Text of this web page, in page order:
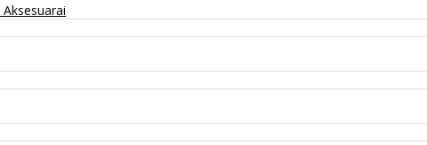
Aksesuarai